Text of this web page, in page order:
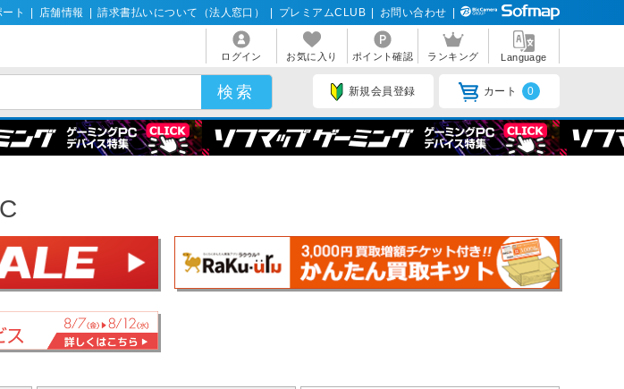
ト 店舗情報 請求書払いについて（法人窓口） プレミアムCLUB お問い合わせ
ログイン お気に入り ポイント確認 ランキング Language
新規会員登録 カート 0